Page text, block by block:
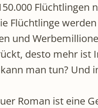
Flüchtlinge
und
desto mehr ist
man tun?
Roman ist eine